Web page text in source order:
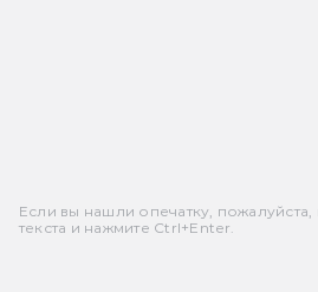
Если вы нашли опечатку,
текста и нажмите Ctrl+Enter.